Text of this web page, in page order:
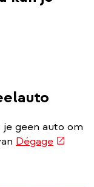
je geen auto om
Dégage